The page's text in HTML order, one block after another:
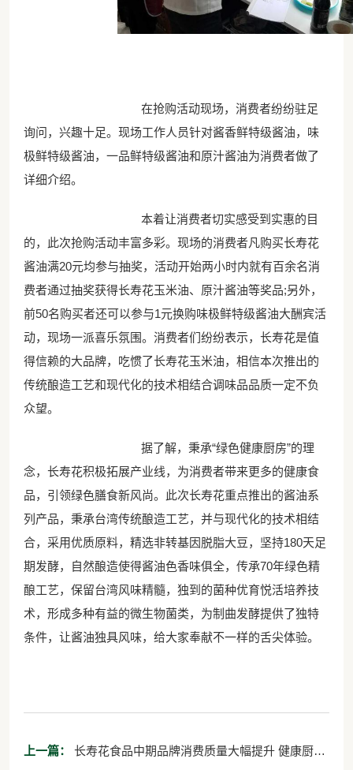
在抢购活动现场，消费者纷纷驻足
询问，兴趣十足。现场工作人员针对酱香鲜特级酱油，味
极鲜特级酱油，一品鲜特级酱油和原汁酱油为消费者做了
详细介绍。
本着让消费者切实感受到实惠的目
的，此次抢购活动丰富多彩。现场的消费者凡购买长寿花
酱油满20元均参与抽奖，活动开始两小时内就有百余名消
费者通过抽奖获得长寿花玉米油、原汁酱油等奖品;另外，
前50名购买者还可以参与1元换购味极鲜特级酱油大酬宾活
动，现场一派喜乐氛围。消费者们纷纷表示，长寿花是值
得信赖的大品牌，吃惯了长寿花玉米油，相信本次推出的
传统酿造工艺和现代化的技术相结合调味品品质一定不负
众望。
据了解，秉承“绿色健康厨房”的理
念，长寿花积极拓展产业线，为消费者带来更多的健康食
品，引领绿色膳食新风尚。此次长寿花重点推出的酱油系
列产品，秉承台湾传统酿造工艺，并与现代化的技术相结
合，采用优质原料，精选非转基因脱脂大豆，坚持180天足
期发酵，自然酿造使得酱油色香味俱全，传承70年绿色精
酿工艺，保留台湾风味精髓，独到的菌种优育悦活培养技
术，形成多种有益的微生物菌类，为制曲发酵提供了独特
条件，让酱油独具风味，给大家奉献不一样的舌尖体验。
上一篇：